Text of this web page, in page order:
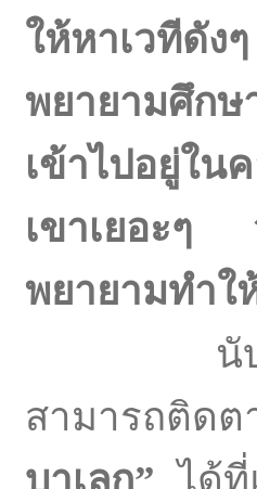
ให้หาเวทีดัง
พยายามศึก
เข้าไปอยู่ใน
เขาเยอะ
พยายามทำใ
นับเป็นคว
สามารถติด
บาเลก”ได้